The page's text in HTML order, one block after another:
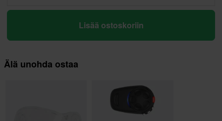
Lisää ostoskoriin
Älä unohda ostaa